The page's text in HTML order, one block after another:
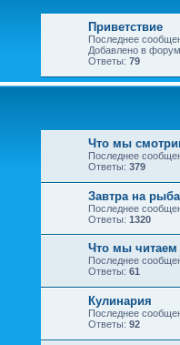
Приветствие
Последнее
Добавлено в
Ответы: 79
Что мы
Последнее
Ответы: 379
Завтра на
Последнее
Ответы: 1320
Что мы читаем
Последнее
Ответы: 61
Кулинария
Последнее
Ответы: 92